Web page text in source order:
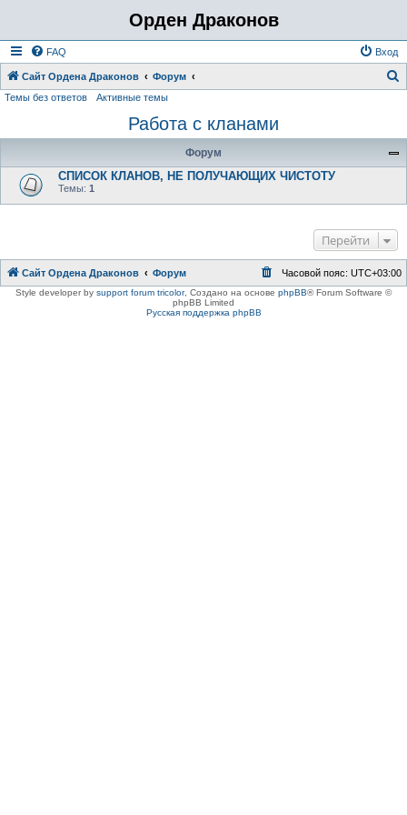
Орден Драконов
FAQ Вход
Сайт Ордена Драконов Форум
с
Темы без ответов Активные темы
Работа с кланами
Форум
СПИСОК КЛАНОВ, НЕ ПОЛУЧАЮЩИХ ЧИСТОТУ
Темы: 1
Перейти
Сайт Ордена Драконов Форум Часовой пояс: UTC+03:00
Style developer by support forum tricolor, Создано на основе phpBB® Forum Software ©
phpBB Limited
Русская поддержка phpBB